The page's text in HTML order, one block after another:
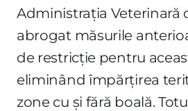
Administrația Veterinară
abrogat măsurile
de restricție pentru
eliminând împărțirea
zone cu și fără boală.